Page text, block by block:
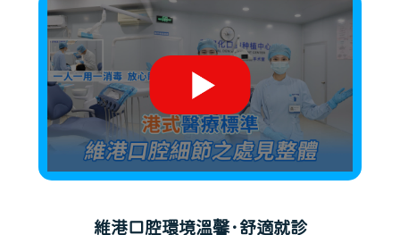
維港口腔環境溫馨·舒適就診